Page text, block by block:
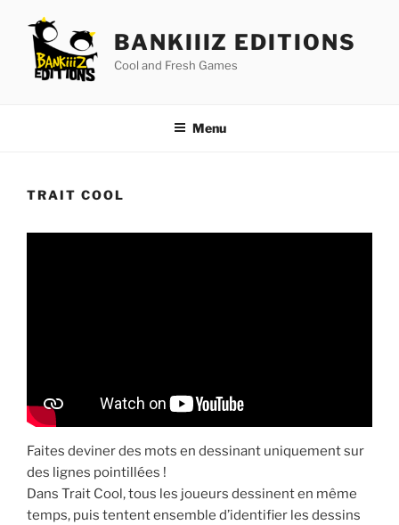
contenu
principal
BANKIIIZ EDITIONS
Cool and Fresh Games
Menu
TRAIT COOL
Faites deviner des mots en dessinant uniquement sur
des lignes pointillées !
Dans Trait Cool, tous les joueurs dessinent en même
temps, puis tentent ensemble d’identifier les dessins